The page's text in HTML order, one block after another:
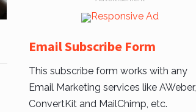
Email Subscribe Form
This subscribe form works with any
Email Marketing services like AWeber,
ConvertKit and MailChimp, etc.